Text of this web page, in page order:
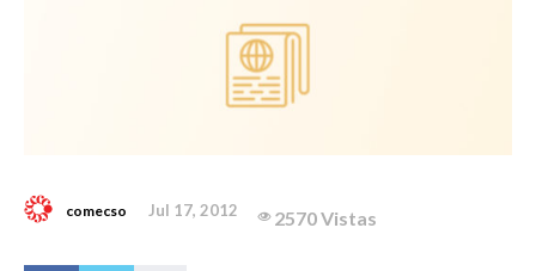
comecso Jul 17, 2012 2570 Vistas